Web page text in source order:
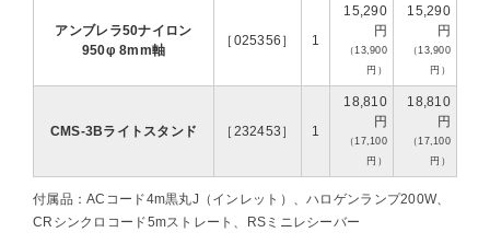
アンブレラ50ナイロン
950φ 8mm軸
［025356］ 1
15,290
円
（13,900
円）
15,290
円
（13,900
円）
CMS-3Bライトスタンド ［232453］ 1
18,810
円
（17,100
円）
18,810
円
（17,100
円）
付属品：ACコード4m黒丸J（インレット）、ハロゲンランプ200W、
CRシンクロコード5mストレート、RSミニレシーバー